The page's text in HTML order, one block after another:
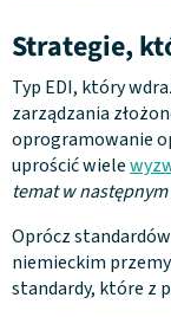
Strategie,
Typ EDI, który
zarządzania
oprogramowanie
uprościć wiele
temat w
Oprócz
niemieckim
standardy, które z